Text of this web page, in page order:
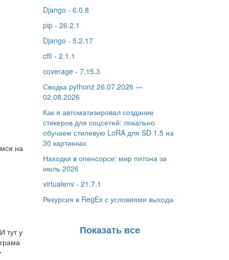
на
тут у
Django - 6.0.8
pip - 26.2.1
Django - 5.2.17
cffi - 2.1.1
coverage - 7.15.3
Сводка pythonz 26.07.2026 —
02.08.2026
Как я автоматизировал создание
стикеров для соцсетей: локально
обучаем стилевую LoRA для SD 1.5 на
30 картинках
Находки в опенсорсе: мир питона за
июль 2026
virtualenv - 21.7.1
Рекурсия в RegEx с условиями выхода
Показать все